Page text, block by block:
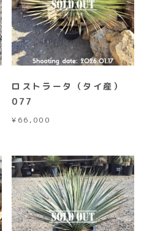
ロストラータ（タイ産）
077
¥ 66,000